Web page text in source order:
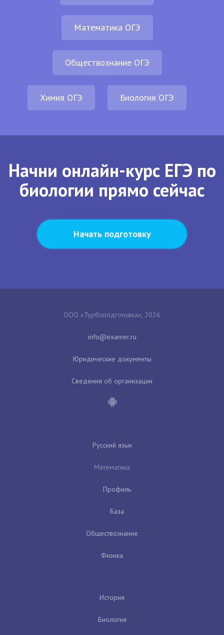
Математика ОГЭ
Обществознание ОГЭ
Химия ОГЭ Биология ОГЭ
Начни онлайн-курс ЕГЭ по
биологии прямо сейчас
Начать подготовку
ООО «Турбоподготовка», 2026
Юридические документы
Сведения об организации
Русский язык
Математика
Профиль
База
Обществознание
Физика
История
Биология